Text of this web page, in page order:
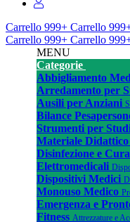
Carrello 999+ Carrello
Carrello 999+ Carrello
MENU
Categorie
Abbigliamento
Arredamento per
Ausili per Anziani
Bilance
Strumenti per
Materiale Didattico
Disinfezione e
Elettromedicali
Dispositivi Medici
Monouso Medico
Emergenza e
Fitness Attrezzature e